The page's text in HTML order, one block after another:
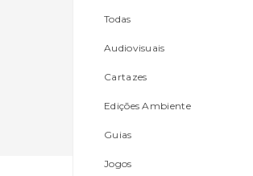
Todas
Audiovisuais
Cartazes
Edições Ambiente
Guias
Jogos